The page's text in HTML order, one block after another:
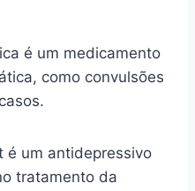
é um medicamento
como convulsões
é um antidepressivo
tratamento da